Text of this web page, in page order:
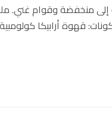
متوسطة إلى منخفضة وقوام